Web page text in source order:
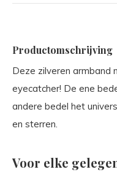
Productomschrijving
Deze zilveren armband
eyecatcher! De ene
andere bedel het
en sterren.
Voor elke